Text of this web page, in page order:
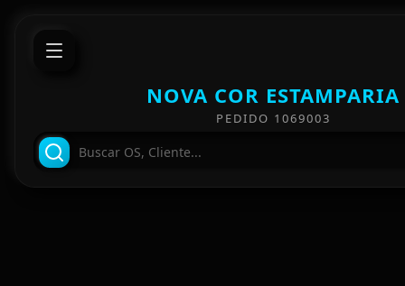
NOVA COR ESTAMPARIA
PEDIDO 1069003